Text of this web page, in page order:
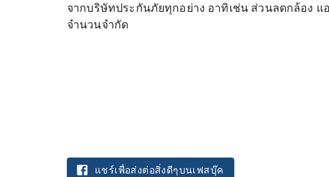
จากบริษัทประกันภัยทุกอย่าง อาทิเช่น ส่วนลดกล้อง
จำนวนจำกัด
แชร์เพื่อส่งต่อสิ่งดีๆบนเฟสบุ๊ค